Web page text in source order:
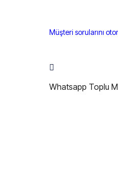
Müşteri sorularını
Whatsapp Toplu